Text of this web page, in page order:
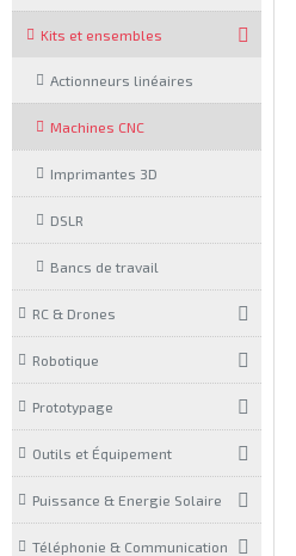
Kits et ensembles
Actionneurs linéaires
Machines CNC
Imprimantes 3D
DSLR
Bancs de travail
RC & Drones
Robotique
Prototypage
Outils et Équipement
Puissance & Energie Solaire
Téléphonie & Communication